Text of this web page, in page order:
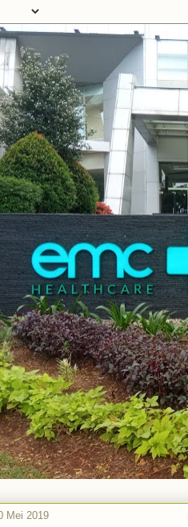
Mei 2019